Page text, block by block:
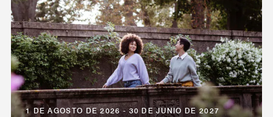
1 DE AGOSTO DE 2026 - 30 DE JUNIO DE 2027